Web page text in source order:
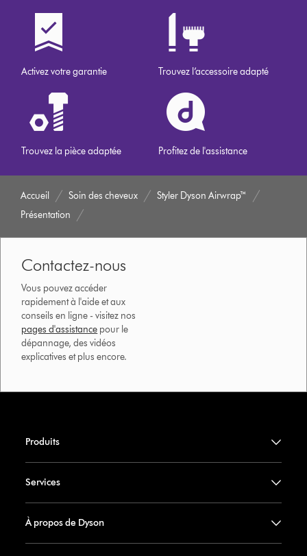
Activez votre garantie Trouvez l’accessoire adapté
Trouvez la pièce adaptée Profitez de l'assistance
Accueil Soin des cheveux
Styler Dyson Airwrap™
Présentation
Contactez-nous
Vous pouvez accéder
rapidement à l'aide et aux
conseils en ligne - visitez nos
pages d'assistance pour le
dépannage, des vidéos
explicatives et plus encore.
Produits
Services
À propos de Dyson